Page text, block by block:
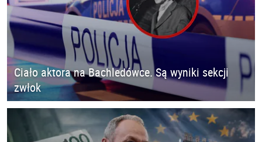
Ciało aktora na Bachledówce. Są wyniki sekcji
zwłok